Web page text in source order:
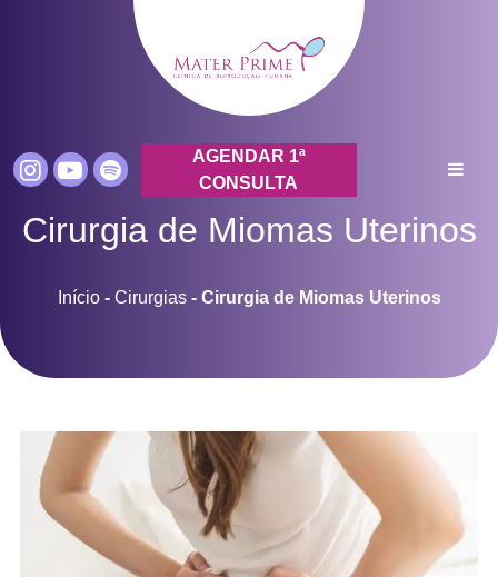
AGENDAR 1ª
CONSULTA
Cirurgia de Miomas Uterinos
Início- Cirurgias- Cirurgia de Miomas Uterinos